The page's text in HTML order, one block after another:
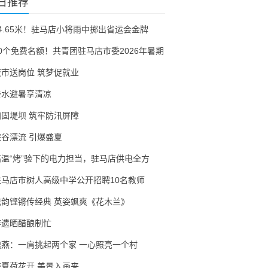
推荐
米！驻马店小将雨中掷出省运会金牌
个免费名额！共青团驻马店市委2026年暑期
送岗位 筑梦促就业
避暑享清凉
堤坝 筑牢防汛屏障
漂流 引爆盛夏
“烤”验下的电力担当，驻马店供电全方
店市树人高级中学公开招聘10名教师
铿锵传经典 英姿飒爽《花木兰》
晒醋酿制忙
：一肩挑起两个家 一心照亮一个村